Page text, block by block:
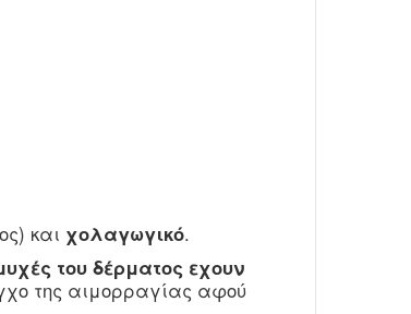
και χολαγωγικό.
του δέρματος εχουν
της αιμορραγίας αφού